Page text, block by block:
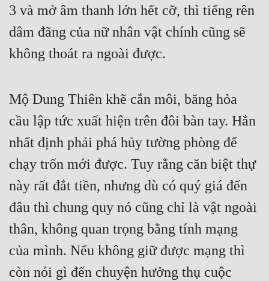
3 và mở âm thanh lớn hết cỡ, thì tiếng rên
dâm đãng của nữ nhân vật chính cũng sẽ
không thoát ra ngoài được.
Mộ Dung Thiên khẽ cắn môi, băng hỏa
cầu lập tức xuất hiện trên đôi bàn tay. Hắn
nhất định phải phá hủy tường phòng để
chạy trốn mới được. Tuy rằng căn biệt thự
này rất đắt tiền, nhưng dù có quý giá đến
đâu thì chung quy nó cũng chỉ là vật ngoài
thân, không quan trọng bằng tính mạng
của mình. Nếu không giữ được mạng thì
còn nói gì đến chuyện hưởng thụ cuộc